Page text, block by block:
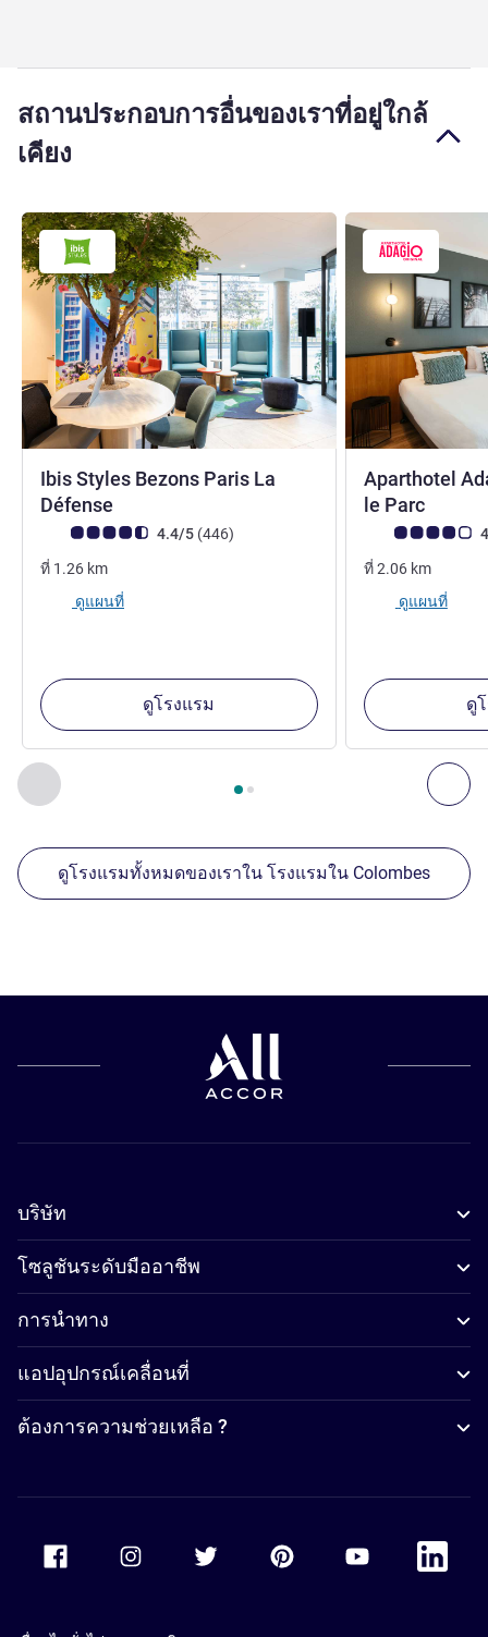
สถานประกอบการอื่นของเราที่อยู่ใกล้
เคียง
ก่อนหน้า - สถานประกอบการอื่นของเราที่อยู่ใกล้เคียง ถั
หน้า1 , สถานประกอบการอื่นของเราที่อยู่ใกล้เคียง 1 :,
Ibis Styles Bezons Paris La
Défense
คะแนนความคิดเห็นจากแขก (เรทติ้งบน ALL)
4.4/5 (446รีวิว รายการ
)
ที่ 1.26 km
ดูแผนที่
ดูโรงแรม
Aparthotel
le Parc
คะแนนความคิดเ
ที่2.06 km
ดูแผนที่
ดู
ดูโรงแรมทั้งหมดของเราใน โรงแรมใน Colombes
บริษัท
โซลูชันระดับมืออาชีพ
การนำทาง
แอปอุปกรณ์เคลื่อนที่
ต้องการความช่วยเหลือ ?
Accor Youtube
Accor